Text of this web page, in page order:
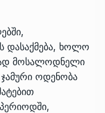
დასაქმება, ხოლო
მოსალოდნელი
ოდენობა